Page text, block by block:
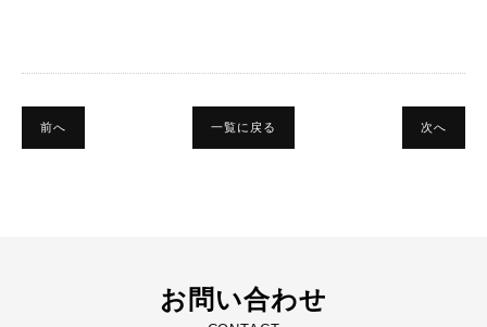
一覧に戻る
前へ 次へ
お問い合わせ